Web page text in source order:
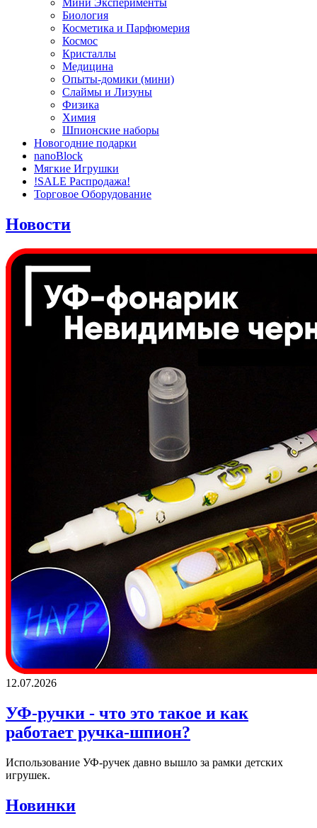
Мини Эксперименты
Биология
Косметика и Парфюмерия
Космос
Кристаллы
Медицина
Опыты-домики (мини)
Слаймы и Лизуны
Физика
Химия
Шпионские наборы
Новогодние подарки
nanoBlock
Мягкие Игрушки
!SALE Распродажа!
Торговое Оборудование
Новости
12.07.2026
УФ-ручки - что это такое и как
работает ручка-шпион?
Использование УФ-ручек давно вышло за рамки детских
игрушек.
Новинки